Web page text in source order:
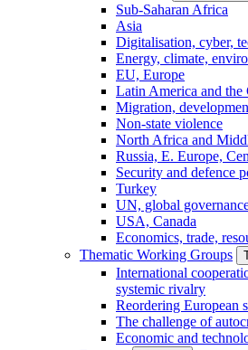
Sub-Saharan Africa
Asia
Digitalisation, cyber,
Energy, climate,
EU, Europe
Latin America and the
Migration,
Non-state violence
North Africa and
Russia, E. Europe,
Security and defence
Turkey
UN, global
USA, Canada
Economics, trade,
Thematic Working Groups
International
systemic rivalry
Reordering European
The challenge of
Economic and